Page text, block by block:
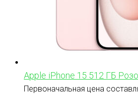
Apple iPhone 15 512 ГБ
Первоначальная цена